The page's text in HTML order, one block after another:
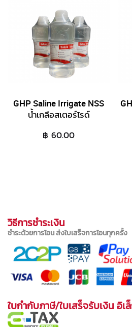
GHP Saline Irrigate NSS
น้ำเกลือสเตอร์ไรด์
฿ 60.00
วิธีการชำระเงิน
ชำระด้วยการโอน ส่งใบเสร็จการโอนทุกครั้ง
ใบกำกับภาษี/ใบเสร็จรับเงิน อิ